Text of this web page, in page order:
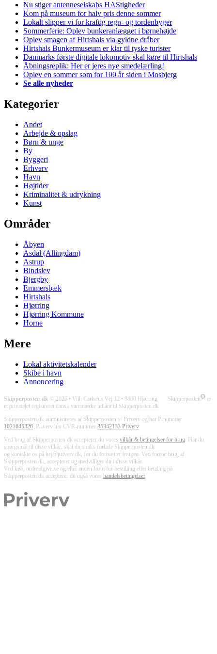
Nu stiger antenneselskabs HAStigheder
Kom på museum for halv pris denne sommer
Lokalt slipper vi for kraftig regn- og tordenbyger
Sommerferie: Oplev bunkeranlægget i børnehøjde
Oplev smagen af Hirtshals via gyldne dråber
Hirtshals Bunkermuseum er klar til tyske turister
Danmarks første digitale lokomotiv skal køre til Hirtshals
Åbningsreplik: Her er jeres nye smedelærling!
Oplev en sommer som for 100 år siden i Mosbjerg
Se alle nyheder
Kategorier
Andet
Arbejde & opslag
Børn & unge
By
Byggeri
Erhverv
Havn
Højtider
Kriminalitet & udrykning
Kunst
Områder
Åbyen
Asdal (Allingdam)
Astrup
Bindslev
Bjergby
Emmersbæk
Hirtshals
Hjørring
Hjørring Kommune
Horne
Mere
Lokal aktivitetskalender
Skibe i havn
Annoncering
Skipperposten.dk © 2026 • Vilh Carlsens Vej 12 • 9800 Hjørring Skipperposten
er
et privatejet registreret dansk varemærke udlånt til Skipperposten.dk
Skipperposten.dk administreres af Skipperposten v/ Priverv og har P-nummer
1021645326 . Priverv har CVR-nummer 35342133 Priverv
Ved brug af Skipperposten.dk accepterer du vores vilkår & betingelser for brug . Har du
spørgsmål til disse vilkår, skal du straks forlade Skipperposten.dk
og kontakte os på hej@priverv.dk, før du fortsætter brugen. Ved fortsat brug af
Skipperposten.dk, accepterer og medvilliger du i disse vilkår.
Ved køb, ordreafgivelse og/eller anden form for bestilling eller betaling på
Skipperposten.dk accepterer du også vores handelsbetingelser.